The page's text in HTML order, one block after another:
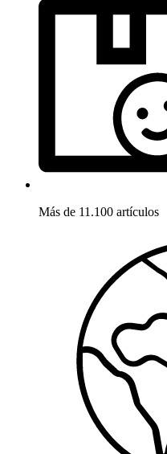
Más de 11.100 artículos